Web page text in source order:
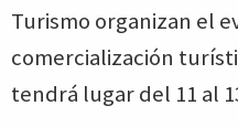
Turismo organizan el
comercialización
tendrá lugar del 11 al